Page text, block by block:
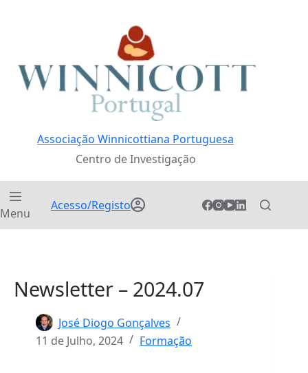
Associação Winnicottiana Portuguesa
Centro de Investigação
Menu
Acesso/Registo
Newsletter – 2024.07
José Diogo Gonçalves
11 de Julho, 2024
Formação